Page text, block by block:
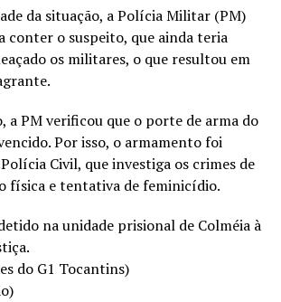
da situação, a Polícia Militar (PM)
conter o suspeito, que ainda teria
os militares, o que resultou em
a PM verificou que o porte de arma do
Por isso, o armamento foi
Civil, que investiga os crimes de
física e tentativa de feminicídio.
na unidade prisional de Colméia à
do G1 Tocantins)